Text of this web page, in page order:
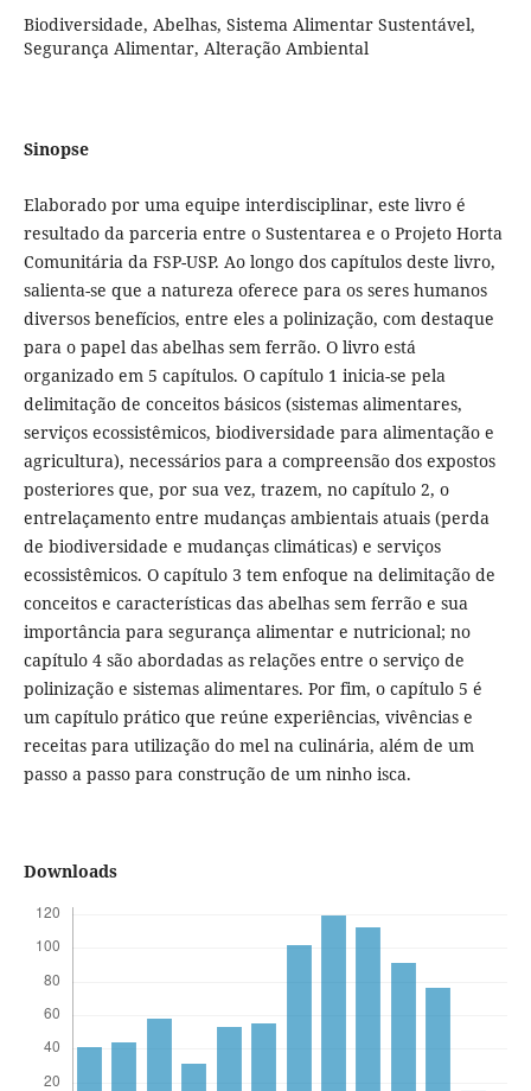
Biodiversidade, Abelhas, Sistema Alimentar Sustentável,
Segurança Alimentar, Alteração Ambiental
Sinopse
Elaborado por uma equipe interdisciplinar, este livro é
resultado da parceria entre o Sustentarea e o Projeto Horta
Comunitária da FSP-USP. Ao longo dos capítulos deste livro,
salienta-se que a natureza oferece para os seres humanos
diversos benefícios, entre eles a polinização, com destaque
para o papel das abelhas sem ferrão. O livro está
organizado em 5 capítulos. O capítulo 1 inicia-se pela
delimitação de conceitos básicos (sistemas alimentares,
serviços ecossistêmicos, biodiversidade para alimentação e
agricultura), necessários para a compreensão dos expostos
posteriores que, por sua vez, trazem, no capítulo 2, o
entrelaçamento entre mudanças ambientais atuais (perda
de biodiversidade e mudanças climáticas) e serviços
ecossistêmicos. O capítulo 3 tem enfoque na delimitação de
conceitos e características das abelhas sem ferrão e sua
importância para segurança alimentar e nutricional; no
capítulo 4 são abordadas as relações entre o serviço de
polinização e sistemas alimentares. Por fim, o capítulo 5 é
um capítulo prático que reúne experiências, vivências e
receitas para utilização do mel na culinária, além de um
passo a passo para construção de um ninho isca.
Downloads